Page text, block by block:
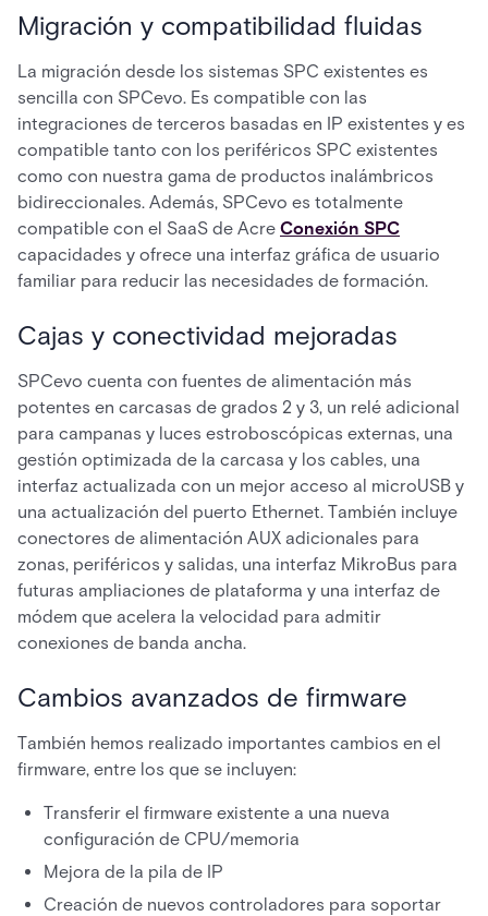
Migración y compatibilidad fluidas
La migración desde los sistemas SPC existentes es
sencilla con SPCevo. Es compatible con las
integraciones de terceros basadas en IP existentes y es
compatible tanto con los periféricos SPC existentes
como con nuestra gama de productos inalámbricos
bidireccionales. Además, SPCevo es totalmente
compatible con el SaaS de Acre Conexión SPC
capacidades y ofrece una interfaz gráfica de usuario
familiar para reducir las necesidades de formación.
Cajas y conectividad mejoradas
SPCevo cuenta con fuentes de alimentación más
potentes en carcasas de grados 2 y 3, un relé adicional
para campanas y luces estroboscópicas externas, una
gestión optimizada de la carcasa y los cables, una
interfaz actualizada con un mejor acceso al microUSB y
una actualización del puerto Ethernet. También incluye
conectores de alimentación AUX adicionales para
zonas, periféricos y salidas, una interfaz MikroBus para
futuras ampliaciones de plataforma y una interfaz de
módem que acelera la velocidad para admitir
conexiones de banda ancha.
Cambios avanzados de firmware
También hemos realizado importantes cambios en el
firmware, entre los que se incluyen:
Transferir el firmware existente a una nueva
configuración de CPU/memoria
Mejora de la pila de IP
Creación de nuevos controladores para soportar